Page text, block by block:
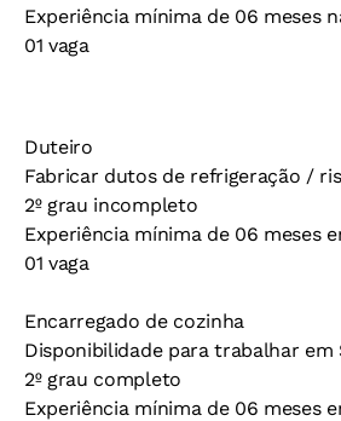
Experiência mínima de 06 meses
01 vaga
Duteiro
Fabricar dutos de refrigeração /
2º grau incompleto
Experiência mínima de 06 meses
01 vaga
Encarregado de cozinha
Disponibilidade para trabalhar em
2º grau completo
Experiência mínima de 06 meses